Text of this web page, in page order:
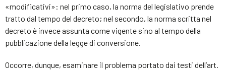
«modificativi»: nel primo caso, la norma del legislativo prende
tratto dal tempo del decreto; nel secondo, la norma scritta nel
decreto è invece assunta come vigente sino al tempo della
pubblicazione della legge di conversione.
Occorre, dunque, esaminare il problema portato dai testi dell’art.